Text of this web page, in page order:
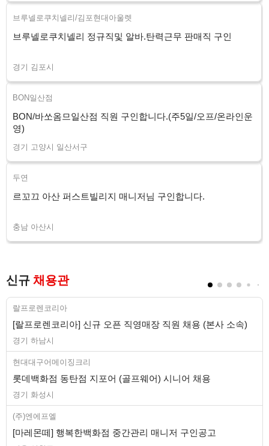
브루넬로쿠치넬리/김포현대아울렛
브루넬로쿠치넬리 정규직및 알바.탄력근무 판매직 구인
경기 김포시
BON일산점
BON/바쏘옴므일산점 직원 구인합니다.(주5일/오프/온라인운
영)
경기 고양시 일산서구
두연
르꼬끄 아산 퍼스트빌리지 매니저님 구인합니다.
충남 아산시
신규 채용관
랄프로렌코리아
[랄프로렌코리아] 신규 오픈 직영매장 직원 채용 (본사 소속)
경기 하남시
현대대구어메이징크리
롯데백화점 동탄점 지포어 (골프웨어) 시니어 채용
경기 화성시
(주)엔에프엘
[마레몬떼] 행복한백화점 중간관리 매니저 구인공고